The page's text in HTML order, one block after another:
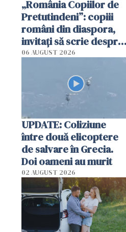
„România Copiilor de
Pretutindeni”: copiii
români din diaspora,
invitați să scrie despre
România într-un volum
06 AUGUST 2026
UPDATE: Coliziune
între două elicoptere
de salvare în Grecia.
Doi oameni au murit
02 AUGUST 2026